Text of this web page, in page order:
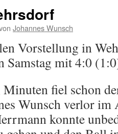
Johannes Wunsch
Vorstellung in
Samstag mit 4:0
Minuten fiel schon
Wunsch verlor
konnte